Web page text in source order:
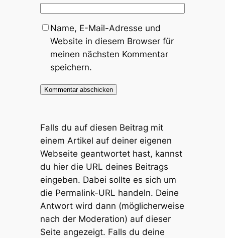
Name, E-Mail-Adresse und
Website in diesem Browser für
meinen nächsten Kommentar
speichern.
Falls du auf diesen Beitrag mit
einem Artikel auf deiner eigenen
Webseite geantwortet hast, kannst
du hier die URL deines Beitrags
eingeben. Dabei sollte es sich um
die Permalink-URL handeln. Deine
Antwort wird dann (möglicherweise
nach der Moderation) auf dieser
Seite angezeigt. Falls du deine